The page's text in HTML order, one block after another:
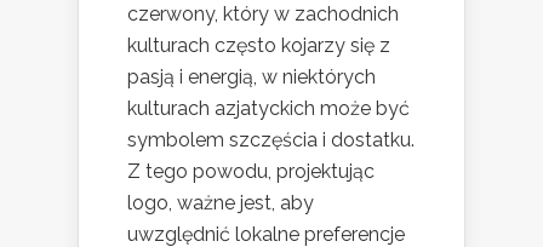
czerwony, który w zachodnich
kulturach często kojarzy się z
pasją i energią, w niektórych
kulturach azjatyckich może być
symbolem szczęścia i dostatku.
Z tego powodu, projektując
logo, ważne jest, aby
uwzględnić lokalne preferencje